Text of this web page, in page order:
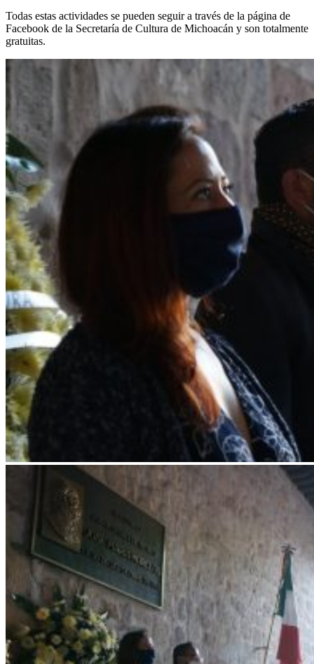
Todas estas actividades se pueden seguir a través de la página de
Facebook de la Secretaría de Cultura de Michoacán y son totalmente
gratuitas.